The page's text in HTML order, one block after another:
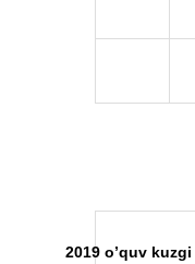
2019 o’quv kuzgi